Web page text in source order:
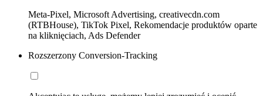
Meta-Pixel, Microsoft Advertising, creativecdn.com
(RTBHouse), TikTok Pixel, Rekomendacje produktów oparte
na kliknięciach, Ads Defender
Rozszerzony Conversion-Tracking